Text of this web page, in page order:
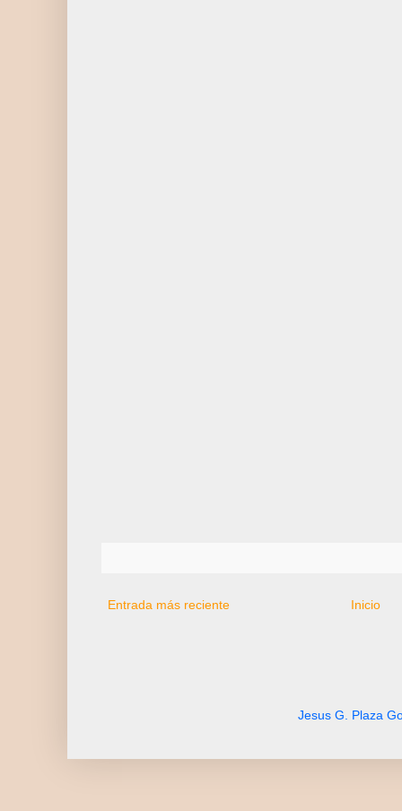
Entrada más reciente Inicio
Jesus G. Plaza